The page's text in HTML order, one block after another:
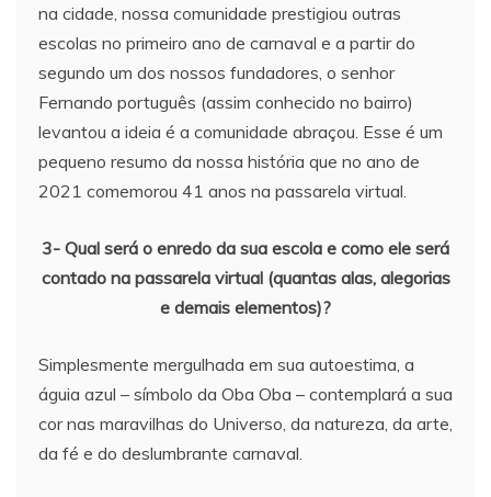
na cidade, nossa comunidade prestigiou outras
escolas no primeiro ano de carnaval e a partir do
segundo um dos nossos fundadores, o senhor
Fernando português (assim conhecido no bairro)
levantou a ideia é a comunidade abraçou. Esse é um
pequeno resumo da nossa história que no ano de
2021 comemorou 41 anos na passarela virtual.
3- Qual será o enredo da sua escola e como ele será
contado na passarela virtual (quantas alas, alegorias
e demais elementos)?
Simplesmente mergulhada em sua autoestima, a
águia azul – símbolo da Oba Oba – contemplará a sua
cor nas maravilhas do Universo, da natureza, da arte,
da fé e do deslumbrante carnaval.